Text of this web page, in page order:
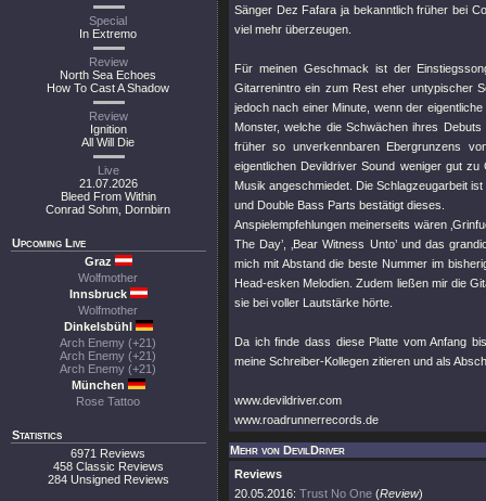
Special
In Extremo
Review
North Sea Echoes
How To Cast A Shadow
Review
Ignition
All Will Die
Live
21.07.2026
Bleed From Within
Conrad Sohm, Dornbirn
Upcoming Live
Graz
Wolfmother
Innsbruck
Wolfmother
Dinkelsbühl
Arch Enemy (+21)
Arch Enemy (+21)
Arch Enemy (+21)
München
Rose Tattoo
Statistics
6971 Reviews
458 Classic Reviews
284 Unsigned Reviews
Sänger Dez Fafara ja bekanntlich früher bei
viel mehr überzeugen.
Für meinen Geschmack ist der
Gitarrenintro ein zum Rest eher untypischer
jedoch nach einer Minute, wenn der
Monster, welche die Schwächen ihres
früher so unverkennbaren Ebergrunzens
eigentlichen Devildriver Sound weniger gut
Musik angeschmiedet. Die Schlagzeugarbeit
und Double Bass Parts bestätigt dieses.
Anspielempfehlungen meinerseits wären
The Day’, ‚Bear Witness Unto’ und das
mich mit Abstand die beste Nummer im
Head-esken Melodien. Zudem ließen mir die
sie bei voller Lautstärke hörte.
Da ich finde dass diese Platte vom Anfang
meine Schreiber-Kollegen zitieren und als
www.devildriver.com
www.roadrunnerrecords.de
Mehr von DevilDriver
Reviews
20.05.2016: Trust No One (Review)